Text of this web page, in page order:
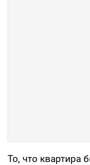
То, что квартира